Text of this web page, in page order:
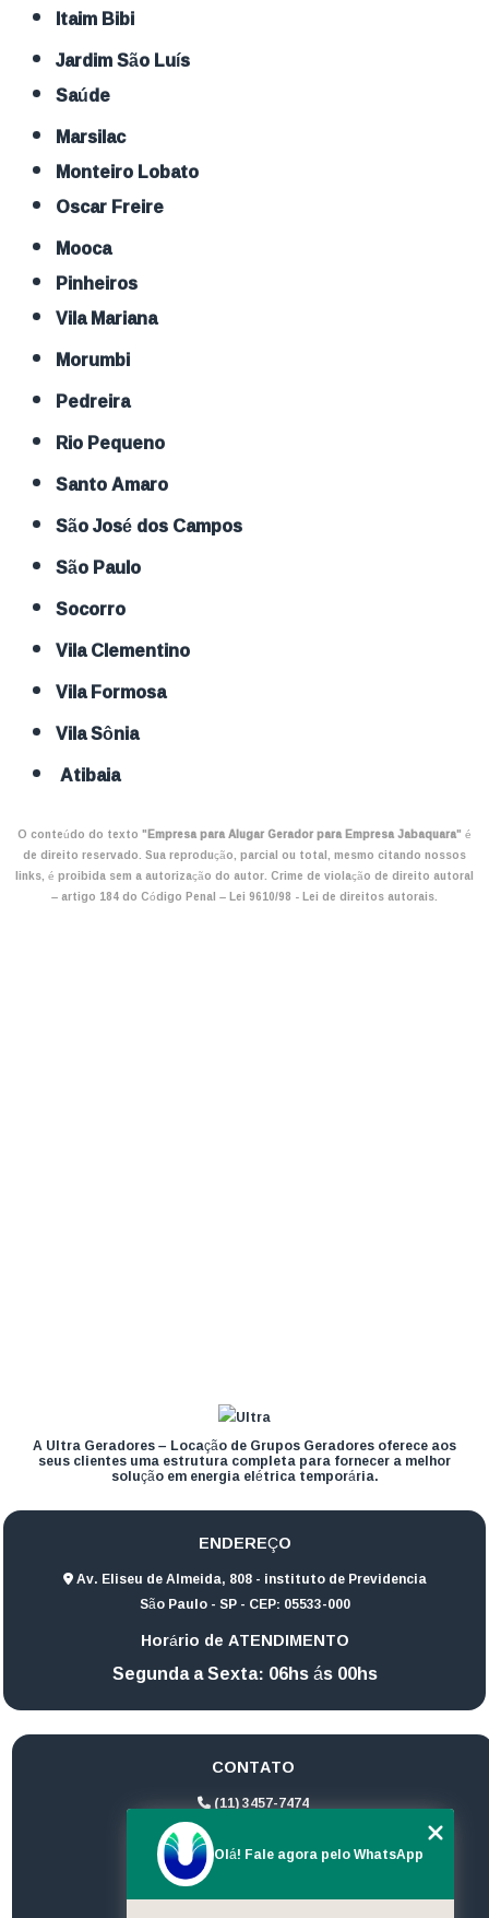
Itaim Bibi
Jardim São Luís
Saúde
Marsilac
Monteiro Lobato
Oscar Freire
Mooca
Pinheiros
Vila Mariana
Morumbi
Pedreira
Rio Pequeno
Santo Amaro
São José dos Campos
São Paulo
Socorro
Vila Clementino
Vila Formosa
Vila Sônia
Atibaia
O conteúdo do texto "Empresa para Alugar Gerador para Empresa Jabaquara" é
de direito reservado. Sua reprodução, parcial ou total, mesmo citando nossos
links, é proibida sem a autorização do autor. Crime de violação de direito autoral
– artigo 184 do Código Penal –Lei 9610/98 - Lei de direitos autorais.
A Ultra Geradores – Locação de Grupos Geradores oferece aos
seus clientes uma estrutura completa para fornecer a melhor
solução em energia elétrica temporária.
ENDEREÇO
Av. Eliseu de Almeida, 808 - instituto de Previdencia
São Paulo - SP - CEP: 05533-000
Horário de ATENDIMENTO
Segunda a Sexta: 06hs ás 00hs
CONTATO
(11) 3457-7474
(11) 94172-1974
contato@ultrageradores.com
Olá! Fale agora pelo WhatsApp